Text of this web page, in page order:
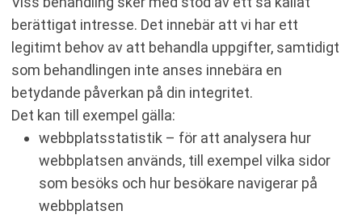
berättigat intresse. Det innebär att vi har ett
legitimt behov av att behandla uppgifter, samtidigt
som behandlingen inte anses innebära en
betydande påverkan på din integritet.
Det kan till exempel gälla:
webbplatsstatistik – för att analysera hur
webbplatsen används, till exempel vilka sidor
som besöks och hur besökare navigerar på
webbplatsen